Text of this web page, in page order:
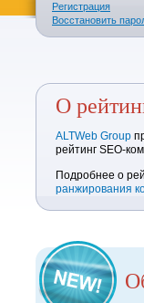
Регистрация
Восстановить
О
ALTWeb Group
рейтинг SEO-
Подробнее о
ранжирования